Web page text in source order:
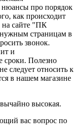
про порядок
как происходит
на сайте "ПК
страницам в
звонок.
и
сроки. Полезно
следует относить к
в нашем магазине
высокая.
вас вопрос по